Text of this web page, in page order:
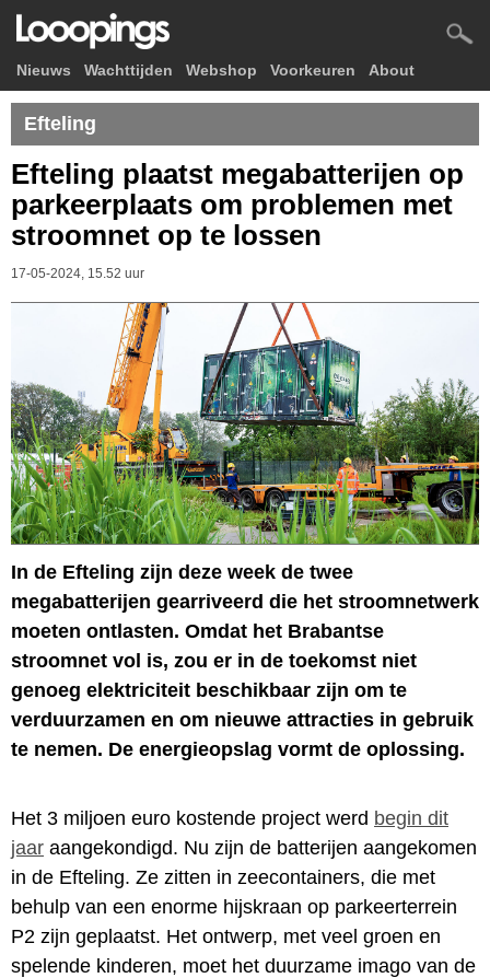
Nieuws Wachttijden Webshop Voorkeuren About
Efteling
Efteling plaatst megabatterijen op
parkeerplaats om problemen met
stroomnet op te lossen
17-05-2024, 15.52 uur
In de Efteling zijn deze week de twee
megabatterijen gearriveerd die het stroomnetwerk
moeten ontlasten. Omdat het Brabantse
stroomnet vol is, zou er in de toekomst niet
genoeg elektriciteit beschikbaar zijn om te
verduurzamen en om nieuwe attracties in gebruik
te nemen. De energieopslag vormt de oplossing.
Het 3 miljoen euro kostende project werd begin dit
jaar aangekondigd. Nu zijn de batterijen aangekomen
in de Efteling. Ze zitten in zeecontainers, die met
behulp van een enorme hijskraan op parkeerterrein
P2 zijn geplaatst. Het ontwerp, met veel groen en
spelende kinderen, moet het duurzame imago van de